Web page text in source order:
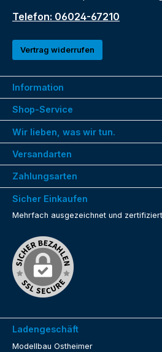
Telefon: 06024-67210
Vertrag widerrufen
Information
Shop-Service
Wir lieben, was wir tun.
Versandarten
Zahlungsarten
Sicher Einkaufen
Mehrfach ausgezeichnet und
Ladengeschäft
Modellbau Ostheimer